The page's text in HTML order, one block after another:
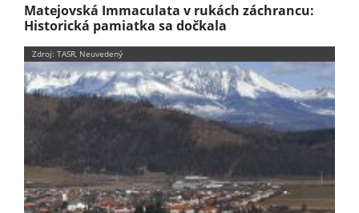
Matejovská Immaculata v rukách záchrancu:
Historická pamiatka sa dočkala
Zdroj: TASR, Neuvedený